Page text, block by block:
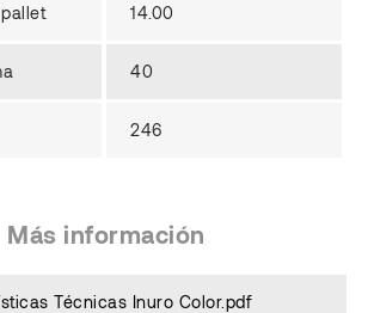
14.00
40
246
Más información
Técnicas Inuro Color.pdf